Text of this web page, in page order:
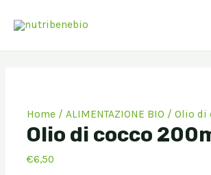
Home /ALIMENTAZIONE BIO / Olio di
Olio di cocco
€6,50